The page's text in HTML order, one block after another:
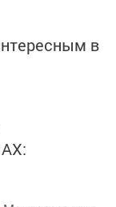
в